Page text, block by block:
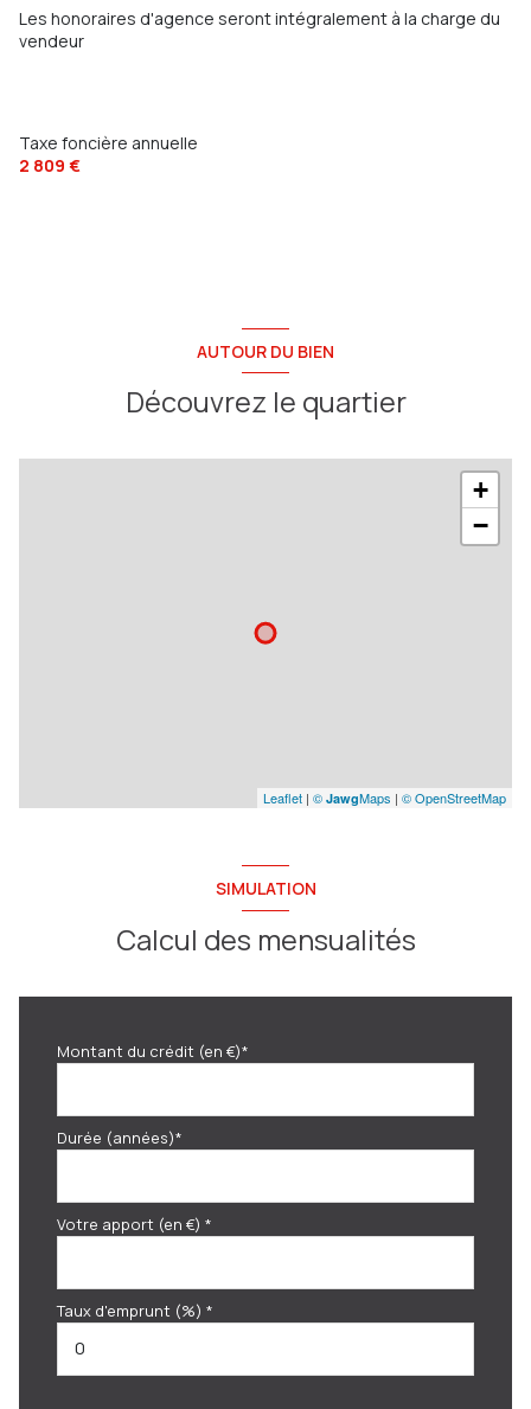
Les honoraires d'agence seront intégralement à la charge du
vendeur
Taxe foncière annuelle
2 809 €
AUTOUR DU BIEN
Découvrez le quartier
+
−
Leaflet | © JawgMaps | © OpenStreetMap
SIMULATION
Calcul des mensualités
Montant du crédit (en €)*
Durée (années)*
Votre apport (en €) *
Taux d'emprunt (%) *